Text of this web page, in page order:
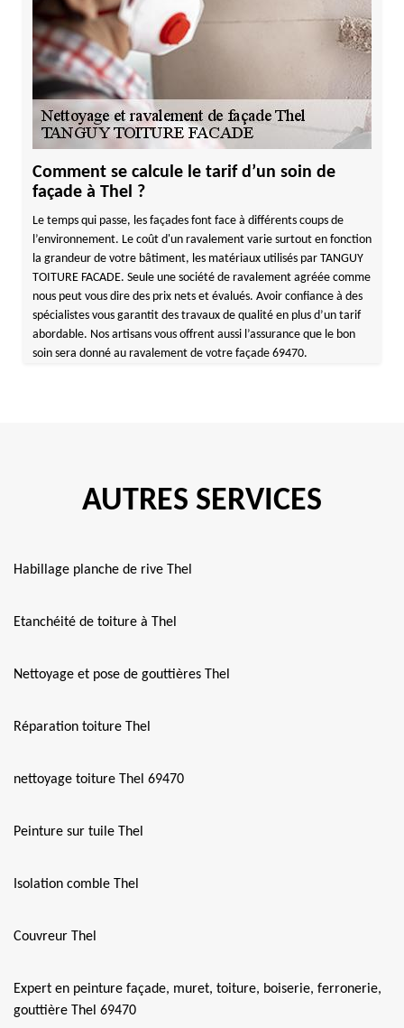
Comment se calcule le tarif d’un soin de
façade à Thel ?
Le temps qui passe, les façades font face à différents coups de
l’environnement. Le coût d'un ravalement varie surtout en fonction
la grandeur de votre bâtiment, les matériaux utilisés par TANGUY
TOITURE FACADE. Seule une société de ravalement agréée comme
nous peut vous dire des prix nets et évalués. Avoir confiance à des
spécialistes vous garantit des travaux de qualité en plus d’un tarif
abordable. Nos artisans vous offrent aussi l’assurance que le bon
soin sera donné au ravalement de votre façade 69470.
AUTRES SERVICES
Habillage planche de rive Thel
Etanchéité de toiture à Thel
Nettoyage et pose de gouttières Thel
Réparation toiture Thel
nettoyage toiture Thel 69470
Peinture sur tuile Thel
Isolation comble Thel
Couvreur Thel
Expert en peinture façade, muret, toiture, boiserie, ferronerie,
gouttière Thel 69470